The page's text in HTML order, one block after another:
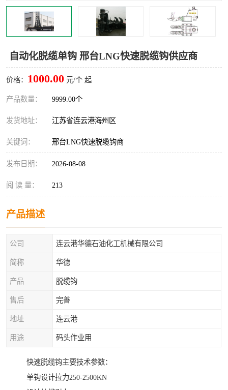
自动化脱缆单钩 邢台LNG快速脱缆钩供应商
价格： 1000.00 元/个 起
产品数量： 9999.00个
发货地址： 江苏省连云港海州区
关键词： 邢台LNG快速脱缆钩商
发布日期： 2026-08-08
阅 读 量： 213
产品描述
公司 连云港华德石油化工机械有限公司
简称 华德
产品 脱缆钩
售后 完善
地址 连云港
用途 码头作业用
快速脱缆钩主要技术参数：
单钩设计拉力250-2500KN
浮动出油装置 鹤管